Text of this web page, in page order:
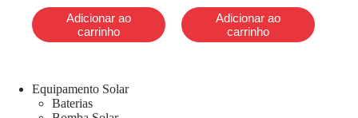
Adicionar ao
carrinho
Adicionar ao
carrinho
Equipamento Solar
Baterias